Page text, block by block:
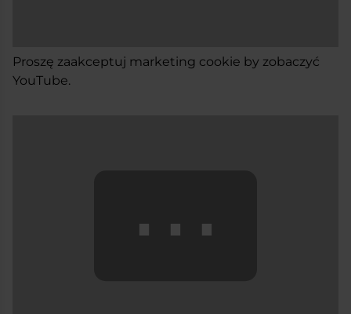
Proszę zaakceptuj marketing cookie by zobaczyć
YouTube.
⋯